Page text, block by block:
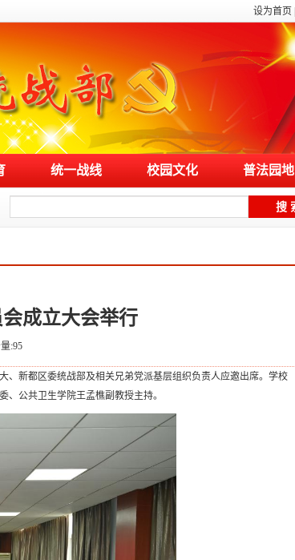
设为首页
统一战线 校园文化 普法园地
成立大会举行
:95
、新都区委统战部及相关兄弟党派基层组织负责人应邀出席。学校
公共卫生学院王孟樵副教授主持。